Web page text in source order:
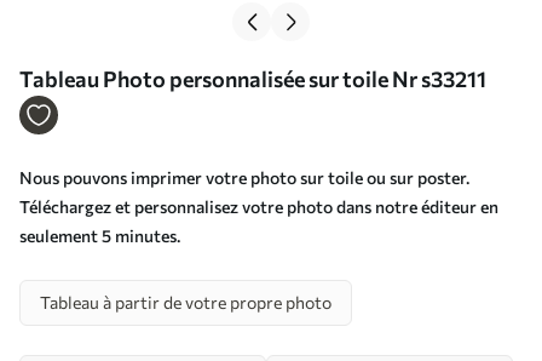
Tableau Photo personnalisée sur toile Nr s33211
Nous pouvons imprimer votre photo sur toile ou sur poster.
Téléchargez et personnalisez votre photo dans notre éditeur en
seulement 5 minutes.
Tableau à partir de votre propre photo